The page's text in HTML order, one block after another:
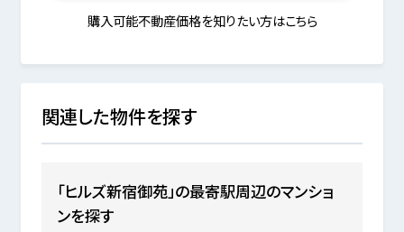
購入可能不動産価格を知りたい方はこちら
関連した物件を探す
「ヒルズ新宿御苑」の最寄駅周辺のマンショ
ンを探す